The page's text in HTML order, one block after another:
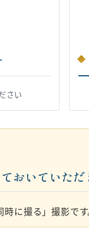
さい
おいていただ
に撮る」撮影で